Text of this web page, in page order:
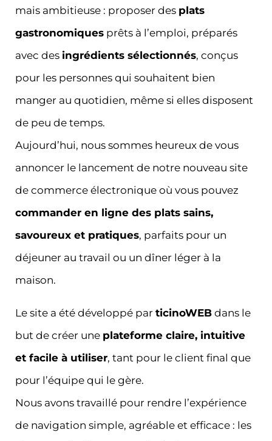
mais ambitieuse : proposer des plats
gastronomiques prêts à l’emploi, préparés
avec des ingrédients sélectionnés, conçus
pour les personnes qui souhaitent bien
manger au quotidien, même si elles disposent
de peu de temps.
Aujourd’hui, nous sommes heureux de vous
annoncer le lancement de notre nouveau site
de commerce électronique où vous pouvez
commander en ligne des plats sains,
savoureux et pratiques, parfaits pour un
déjeuner au travail ou un dîner léger à la
maison.
Le site a été développé par ticinoWEB dans le
but de créer une plateforme claire, intuitive
et facile à utiliser, tant pour le client final que
pour l’équipe qui le gère.
Nous avons travaillé pour rendre l’expérience
de navigation simple, agréable et efficace : les